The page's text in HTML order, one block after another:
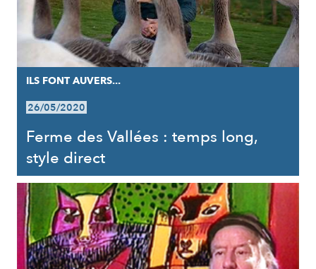
ILS FONT AUVERS...
26/05/2020
Ferme des Vallées : temps long,
style direct